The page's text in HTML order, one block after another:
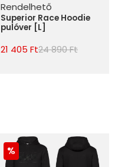
Rendelhető
Superior Race Hoodie
pulóver [L]
21 405 Ft24 890 Ft